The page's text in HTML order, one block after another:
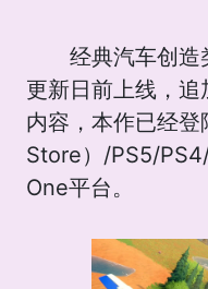
经典汽车创造
更新日前上线，
内容，本作已经
Store）/PS5/
One平台。